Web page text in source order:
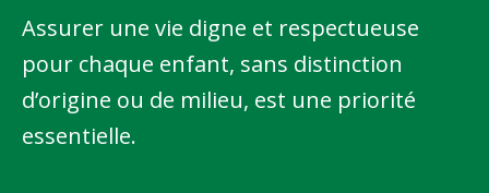
Assurer une vie digne et respectueuse
pour chaque enfant, sans distinction
d’origine ou de milieu, est une priorité
essentielle.